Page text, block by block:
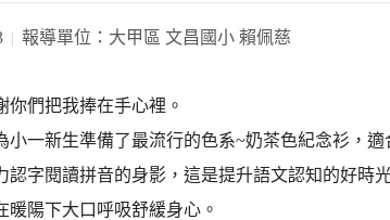
報導單位： 大甲區 文昌國小 賴佩慈
你們把我捧在手心裡。
小一新生準備了最流行的色系~奶茶色紀念衫，
認字閱讀拼音的身影，這是提升語文認知的好時
暖陽下大口呼吸舒緩身心。